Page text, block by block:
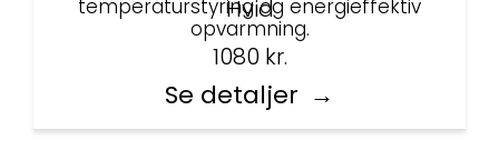
temperaturstyring og energieffektiv
opvarmning.
1080 kr.
Se detaljer